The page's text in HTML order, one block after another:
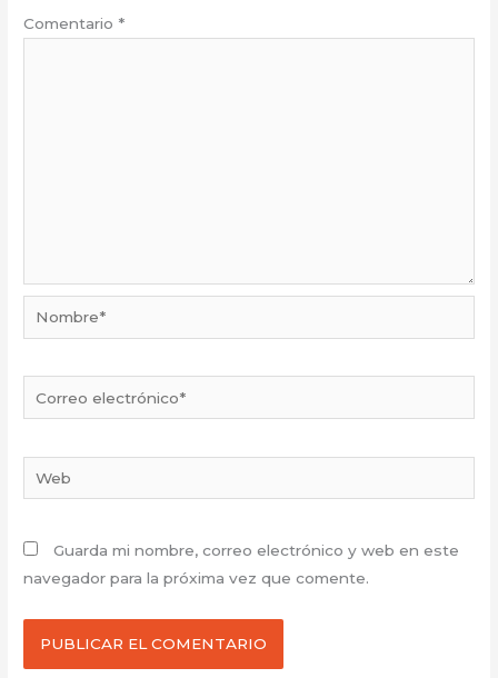
Comentario *
Nombre*
electrónico*
Guarda mi nombre, correo electrónico y web en este
navegador para la próxima vez que comente.